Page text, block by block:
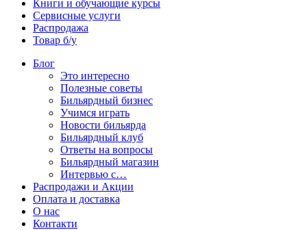
Книги и обучающие курсы
Сервисные услуги
Распродажа
Товар б/у
Блог
Это интересно
Полезные советы
Бильярдный бизнес
Учимся играть
Новости бильярда
Бильярдный клуб
Ответы на вопросы
Бильярдный магазин
Интервью с…
Распродажи и Акции
Оплата и доставка
О нас
Контакти